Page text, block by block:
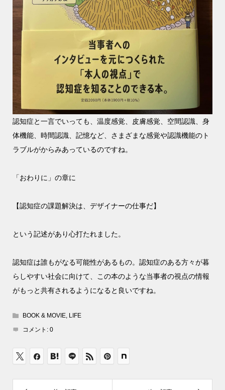
認知症と一言でいっても、温度感覚、皮膚感覚、空間認識、身
体機能、時間認識、記憶など、さまざまな感覚や認識機能のト
ラブルがからみあっているのですね。
「おわりに」の章に
【認知症の課題解決は、デザイナーの仕事だ】
という記述があり心打たれました。
認知症は誰もがなる可能性があるもの。認知症のある方々が暮
らしやすい社会に向けて、この本のような当事者の視点の情報
がもっと共有されるようになると良いですね。
BOOK & MOVIE, LIFE
コメント: 0